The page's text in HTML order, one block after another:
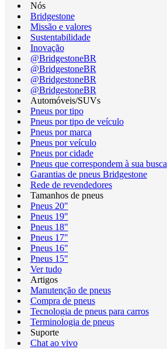
Nós
Bridgestone
Missão e valores
Sustentabilidade
Inovação
@BridgestoneBR
@BridgestoneBR
@BridgestoneBR
@BridgestoneBR
Automóveis/SUVs
Pneus por tipo
Pneus por tipo de veículo
Pneus por marca
Pneus por veículo
Pneus por cidade
Pneus que correspondem à sua busca
Garantias de pneus Bridgestone
Rede de revendedores
Tamanhos de pneus
Pneus 20"
Pneus 19"
Pneus 18"
Pneus 17"
Pneus 16"
Pneus 15"
Ver tudo
Artigos
Manutenção de pneus
Compra de pneus
Tecnologia de pneus para carros
Terminologia de pneus
Suporte
Chat ao vivo